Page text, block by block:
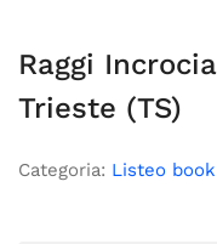
Raggi
Trieste (TS)
Categoria: Listeo